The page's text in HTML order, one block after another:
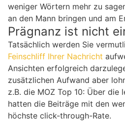
weniger Wörtern mehr zu
an den Mann bringen und am
Prägnanz ist nicht
Tatsächlich werden Sie
Feinschliff Ihrer Nachricht
Ansichten erfolgreich
zusätzlichen Aufwand aber
z.B. die MOZ Top 10: Über die
hatten die Beiträge mit den
höchste click-through-Rate.